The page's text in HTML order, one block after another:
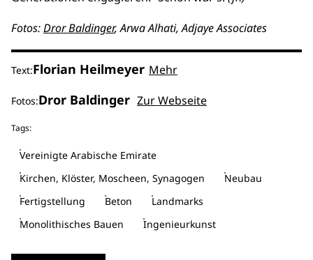
Fotos:Dror Baldinger, Arwa Alhati, Adjaye Associates
Text:Florian Heilmeyer Mehr
Fotos:Dror Baldinger Zur Webseite
Tags:
Vereinigte Arabische Emirate
Kirchen, Klöster, Moscheen, Synagogen
Neubau
Fertigstellung
Beton
Landmarks
Monolithisches Bauen
Ingenieurkunst